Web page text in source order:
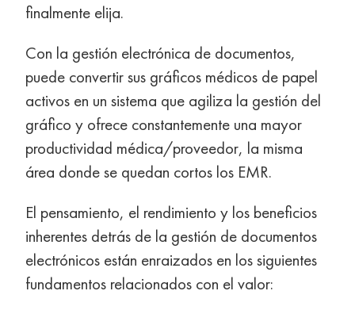
finalmente elija.
Con la gestión electrónica de documentos,
puede convertir sus gráficos médicos de papel
activos en un sistema que agiliza la gestión del
gráfico y ofrece constantemente una mayor
productividad médica/proveedor, la misma
área donde se quedan cortos los EMR.
El pensamiento, el rendimiento y los beneficios
inherentes detrás de la gestión de documentos
electrónicos están enraizados en los siguientes
fundamentos relacionados con el valor: